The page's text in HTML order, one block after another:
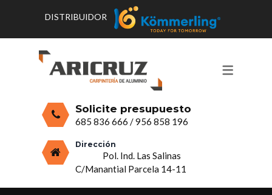
PRODUCTOS
PUERTAS, VENTANAS Y
CERRAMIENTOS, PORCHES Y TECHOS
ALUMINIO
CONTACTO Y HORARIOS
PRESUPUESTO
DISTRIBUIDOR
Solicite presupuesto
685 836 666 /956 858 196
Dirección
Pol. Ind. Las Salinas
C/Manantial Parcela 14-11